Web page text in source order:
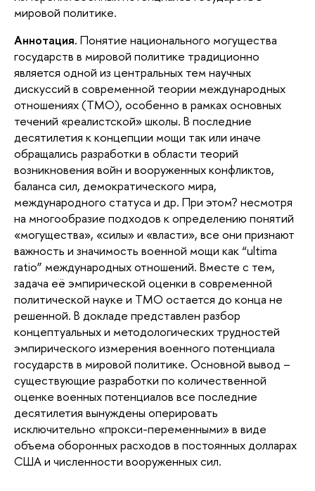
мировой политике.
Аннотация. Понятие национального могущества
государств в мировой политике традиционно
является одной из центральных тем научных
дискуссий в современной теории международных
отношениях (ТМО), особенно в рамках основных
течений «реалистской» школы. В последние
десятилетия к концепции мощи так или иначе
обращались разработки в области теорий
возникновения войн и вооруженных конфликтов,
баланса сил, демократического мира,
международного статуса и др. При этом? несмотря
на многообразие подходов к определению понятий
«могущества», «силы» и «власти», все они признают
важность и значимость военной мощи как “ultima
ratio” международных отношений. Вместе с тем,
задача её эмпирической оценки в современной
политической науке и ТМО остается до конца не
решенной. В докладе представлен разбор
концептуальных и методологических трудностей
эмпирического измерения военного потенциала
государств в мировой политике. Основной вывод –
существующие разработки по количественной
оценке военных потенциалов все последние
десятилетия вынуждены оперировать
исключительно «прокси-переменными» в виде
объема оборонных расходов в постоянных долларах
США и численности вооруженных сил.